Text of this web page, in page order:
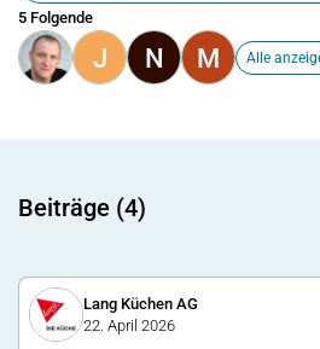
5 Folgende
J N M Alle
Beiträge (4)
Lang Küchen AG
22. April 2026